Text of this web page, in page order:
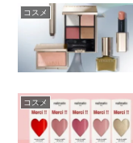
コスメ
コスメ